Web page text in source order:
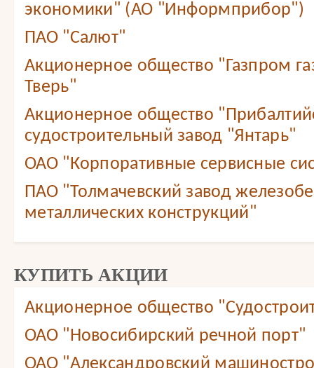
экономики" (АО "Информприбор")
ПАО "Салют"
Акционерное общество "Газпром
Тверь"
Акционерное общество
судостроительный завод "Янтарь"
ОАО "Корпоративные сервисные
ПАО "Толмачевский завод
металлических конструкций"
КУПИТЬ АКЦИИ
Акционерное общество
ОАО "Новосибирский речной порт"
ОАО "Александровский